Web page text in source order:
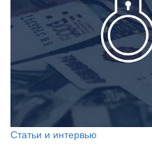
Статьи и интервью